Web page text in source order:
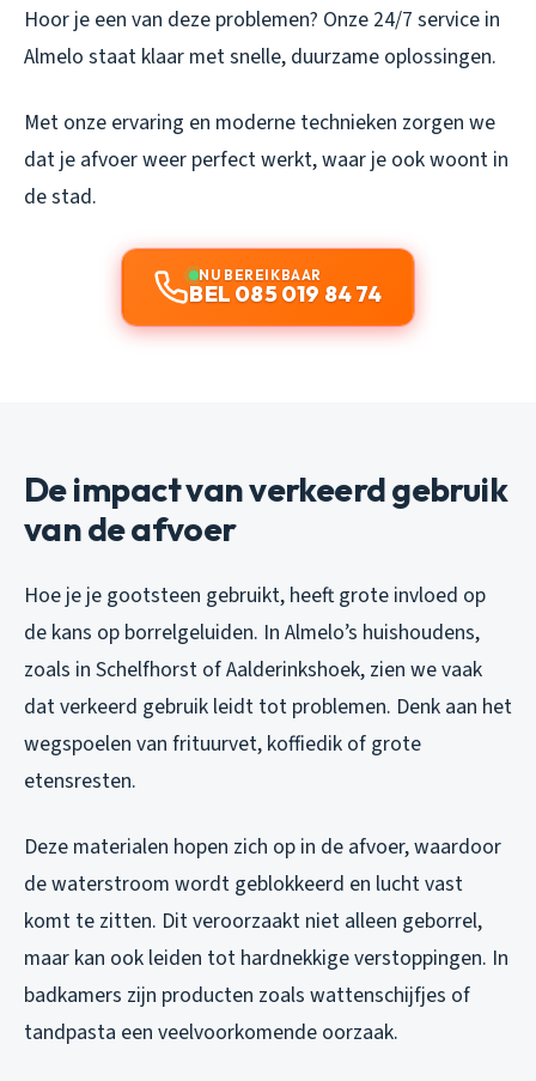
Hoor je een van deze problemen? Onze 24/7 service in
Almelo staat klaar met snelle, duurzame oplossingen.
Met onze ervaring en moderne technieken zorgen we
dat je afvoer weer perfect werkt, waar je ook woont in
de stad.
NU BEREIKBAAR
BEL 085 019 84 74
De impact van verkeerd gebruik
van de afvoer
Hoe je je gootsteen gebruikt, heeft grote invloed op
de kans op borrelgeluiden. In Almelo’s huishoudens,
zoals in Schelfhorst of Aalderinkshoek, zien we vaak
dat verkeerd gebruik leidt tot problemen. Denk aan het
wegspoelen van frituurvet, koffiedik of grote
etensresten.
Deze materialen hopen zich op in de afvoer, waardoor
de waterstroom wordt geblokkeerd en lucht vast
komt te zitten. Dit veroorzaakt niet alleen geborrel,
maar kan ook leiden tot hardnekkige verstoppingen. In
badkamers zijn producten zoals wattenschijfjes of
tandpasta een veelvoorkomende oorzaak.